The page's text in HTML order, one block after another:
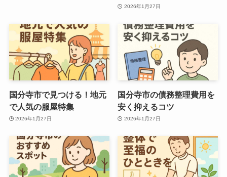
2026年1月27日
国分寺市で見つける！地元
で人気の服屋特集
2026年1月27日
国分寺市の債務整理費用を
安く抑えるコツ
2026年1月27日